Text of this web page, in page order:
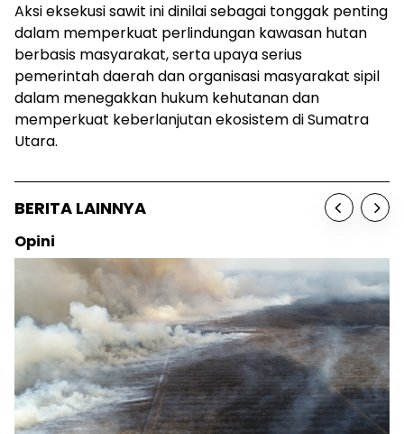
Aksi eksekusi sawit ini dinilai sebagai tonggak penting
dalam memperkuat perlindungan kawasan hutan
berbasis masyarakat, serta upaya serius
pemerintah daerah dan organisasi masyarakat sipil
dalam menegakkan hukum kehutanan dan
memperkuat keberlanjutan ekosistem di Sumatra
Utara.
BERITA LAINNYA
Opini